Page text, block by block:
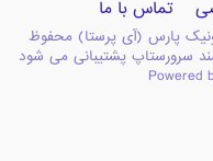
تماس با ما
پارس (آی پرستا) محفوظ
سرورستاپ پشتیبانی می شود
Powered